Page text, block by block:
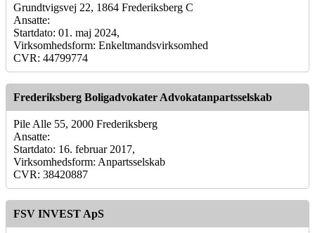
Grundtvigsvej 22, 1864 Frederiksberg C
Ansatte:
Startdato: 01. maj 2024,
Virksomhedsform: Enkeltmandsvirksomhed
CVR: 44799774
Frederiksberg Boligadvokater Advokatanpartsselskab
Pile Alle 55, 2000 Frederiksberg
Ansatte:
Startdato: 16. februar 2017,
Virksomhedsform: Anpartsselskab
CVR: 38420887
FSV INVEST ApS